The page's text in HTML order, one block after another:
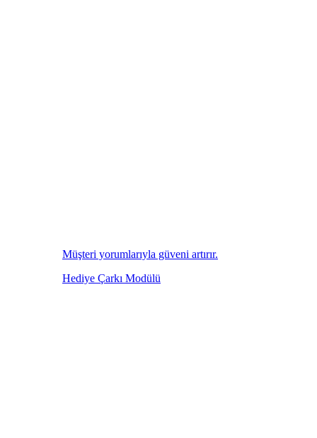
Müşteri yorumlarıyla güveni artırır.
Hediye Çarkı Modülü